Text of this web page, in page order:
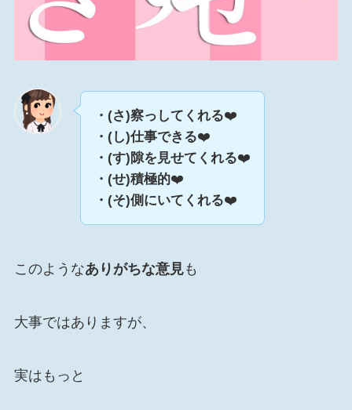
・(さ)察っしてくれる❤️
・(し)仕事できる❤️
・(す)隙を見せてくれる❤️
・(せ)積極的❤️
・(そ)側にいてくれる❤️
このようなありがちな意見も
大事ではありますが、
実はもっと